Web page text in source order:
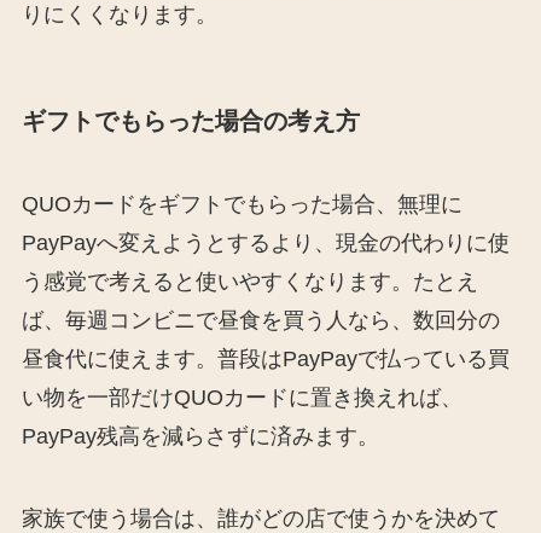
りにくくなります。
ギフトでもらった場合の考え方
QUOカードをギフトでもらった場合、無理に
PayPayへ変えようとするより、現金の代わりに使
う感覚で考えると使いやすくなります。たとえ
ば、毎週コンビニで昼食を買う人なら、数回分の
昼食代に使えます。普段はPayPayで払っている買
い物を一部だけQUOカードに置き換えれば、
PayPay残高を減らさずに済みます。
家族で使う場合は、誰がどの店で使うかを決めて